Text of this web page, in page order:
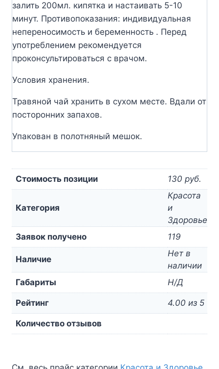
залить 200мл. кипятка и настаивать 5-10
минут. Противопоказания: индивидуальная
непереносимость и беременность . Перед
употреблением рекомендуется
проконсультироваться с врачом.
Условия хранения.
Травяной чай хранить в сухом месте. Вдали от
посторонних запахов.
Упакован в полотняный мешок.
Стоимость позиции 130 руб.
Категория
Красота
и
Здоровье
Заявок получено
119
Наличие
Нет в
наличии
Габариты
Н/Д
Рейтинг 4.00 из 5
Количество отзывов